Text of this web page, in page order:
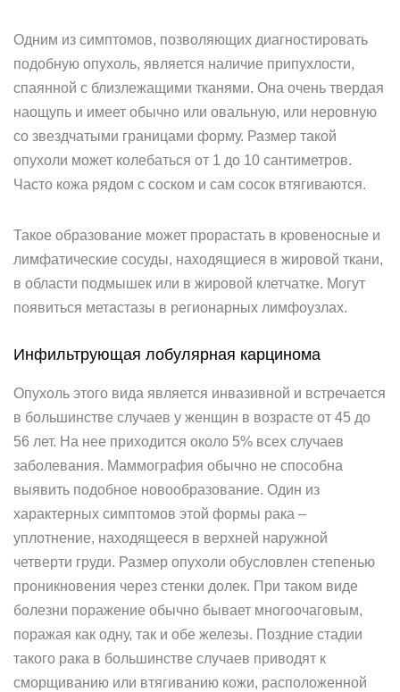
Одним из симптомов, позволяющих диагностировать
подобную опухоль, является наличие припухлости,
спаянной с близлежащими тканями. Она очень твердая
наощупь и имеет обычно или овальную, или неровную
со звездчатыми границами форму. Размер такой
опухоли может колебаться от 1 до 10 сантиметров.
Часто кожа рядом с соском и сам сосок втягиваются.
Такое образование может прорастать в кровеносные и
лимфатические сосуды, находящиеся в жировой ткани,
в области подмышек или в жировой клетчатке. Могут
появиться метастазы в регионарных лимфоузлах.
Инфильтрующая лобулярная карцинома
Опухоль этого вида является инвазивной и встречается
в большинстве случаев у женщин в возрасте от 45 до
56 лет. На нее приходится около 5% всех случаев
заболевания. Маммография обычно не способна
выявить подобное новообразование. Один из
характерных симптомов этой формы рака –
уплотнение, находящееся в верхней наружной
четверти груди. Размер опухоли обусловлен степенью
проникновения через стенки долек. При таком виде
болезни поражение обычно бывает многоочаговым,
поражая как одну, так и обе железы. Поздние стадии
такого рака в большинстве случаев приводят к
сморщиванию или втягиванию кожи, расположенной